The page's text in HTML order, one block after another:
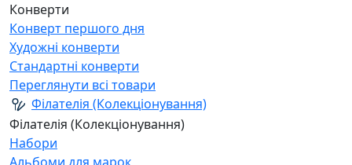
Конверти
Конверт першого дня
Художні конверти
Стандартні конверти
Переглянути всі товари
Філателія (Колекціонування)
Філателія (Колекціонування)
Набори